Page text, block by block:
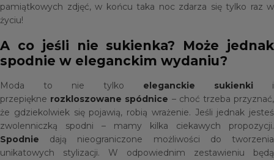
pamiątkowych zdjęć, w końcu taka noc zdarza się tylko raz w
życiu!
A co jeśli nie sukienka? Może jednak
spodnie w eleganckim wydaniu?
Moda to nie tylko eleganckie sukienki i
przepiękne rozkloszowane spódnice – choć trzeba przyznać,
że gdziekolwiek się pojawią, robią wrażenie. Jeśli jednak jesteś
zwolenniczką spodni – mamy kilka ciekawych propozycji.
Spodnie dają nieograniczone możliwości do tworzenia
unikatowych stylizacji. W odpowiednim zestawieniu będą